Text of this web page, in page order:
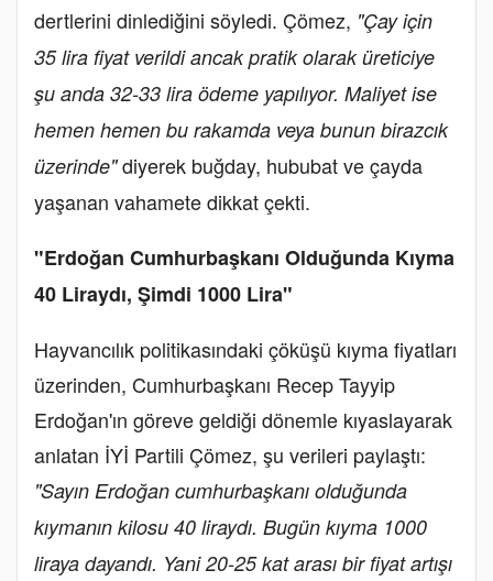
dertlerini dinlediğini söyledi. Çömez, "Çay için
35 lira fiyat verildi ancak pratik olarak üreticiye
şu anda 32-33 lira ödeme yapılıyor. Maliyet ise
hemen hemen bu rakamda veya bunun birazcık
üzerinde"diyerek buğday, hububat ve çayda
yaşanan vahamete dikkat çekti.
"Erdoğan Cumhurbaşkanı Olduğunda Kıyma
40 Liraydı, Şimdi 1000 Lira"
Hayvancılık politikasındaki çöküşü kıyma fiyatları
üzerinden, Cumhurbaşkanı Recep Tayyip
Erdoğan'ın göreve geldiği dönemle kıyaslayarak
anlatan İYİ Partili Çömez, şu verileri paylaştı:
"Sayın Erdoğan cumhurbaşkanı olduğunda
kıymanın kilosu 40 liraydı. Bugün kıyma 1000
liraya dayandı. Yani 20-25 kat arası bir fiyat artışı